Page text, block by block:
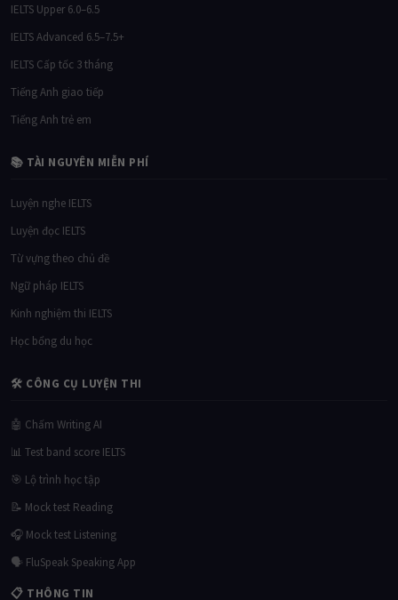
IELTS Upper 6.0–6.5
IELTS Advanced 6.5–7.5+
IELTS Cấp tốc 3 tháng
Tiếng Anh giao tiếp
Tiếng Anh trẻ em
📚 TÀI NGUYÊN MIỄN PHÍ
Luyện nghe IELTS
Luyện đọc IELTS
Từ vựng theo chủ đề
Ngữ pháp IELTS
Kinh nghiệm thi IELTS
Học bổng du học
🛠 CÔNG CỤ LUYỆN THI
🤖 Chấm Writing AI
📊 Test band score IELTS
🎯 Lộ trình học tập
📝 Mock test Reading
🎧 Mock test Listening
🗣 FluSpeak Speaking App
📋 THÔNG TIN